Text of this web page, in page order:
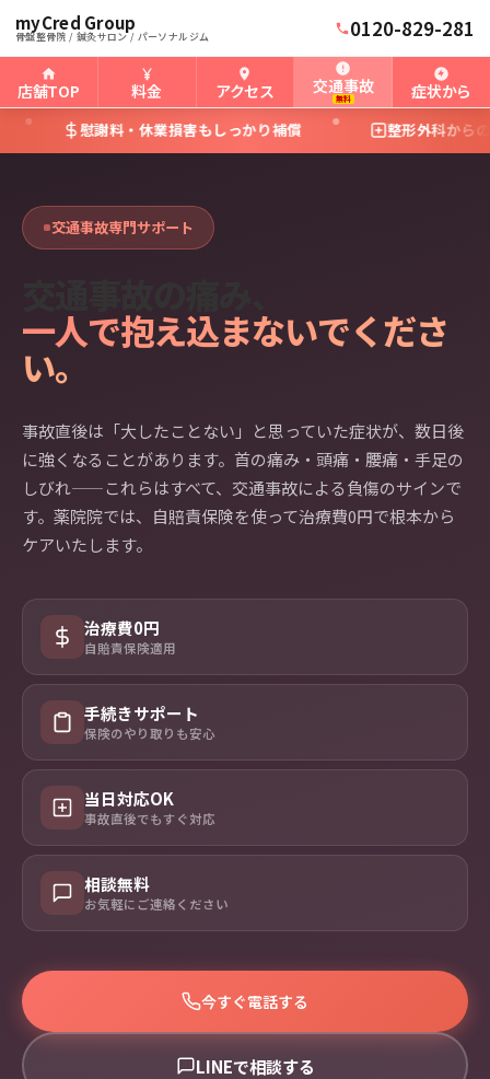
myCred Group
骨盤整骨院 / 鍼灸サロン / パーソナルジム 0120-829-281
店舗TOP 料金 アクセス 交通事故
無料 症状から
休業損害もしっかり補償 整形外科からの転院も対応
交通事故専門サポート
一人で抱え込まないでくださ
い。
事故直後は「大したことない」と思っていた症状が、数日後
に強くなることがあります。首の痛み・頭痛・腰痛・手足の
しびれ——これらはすべて、交通事故による負傷のサインで
す。薬院院では、自賠責保険を使って治療費0円で根本から
ケアいたします。
治療費0円
自賠責保険適用
手続きサポート
保険のやり取りも安心
当日対応OK
事故直後でもすぐ対応
相談無料
お気軽にご連絡ください
今すぐ電話する
LINEで相談する